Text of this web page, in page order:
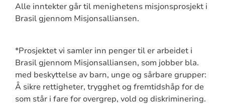
Alle inntekter går til menighetens misjonsprosjekt i
Brasil gjennom Misjonsalliansen.
*Prosjektet vi samler inn penger til er arbeidet i
Brasil gjennom Misjonsalliansen, som jobber bla.
med beskyttelse av barn, unge og sårbare grupper:
Å sikre rettigheter, trygghet og fremtidshåp for de
som står i fare for overgrep, vold og diskriminering.